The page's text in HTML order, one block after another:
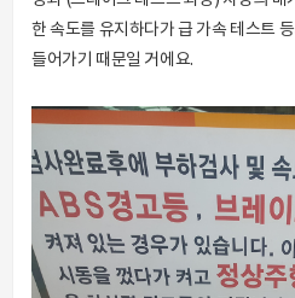
한 속도를 유지하다가 급 가속 테스트
들어가기 때문일 거에요.